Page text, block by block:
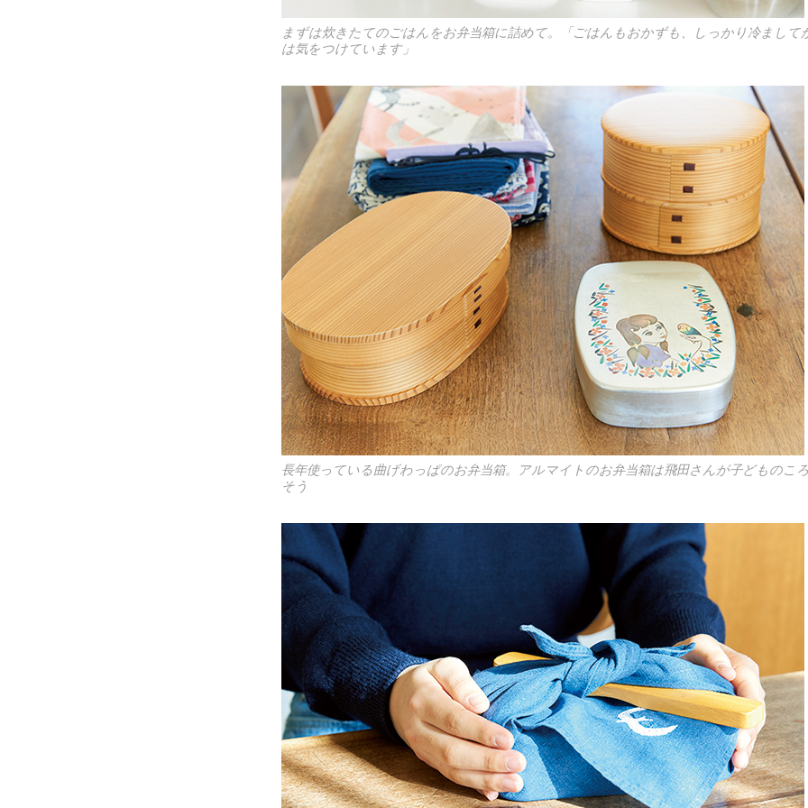
まずは炊きたてのごはんをお弁当箱に詰めて。「ごはんもおかずも、しっかり冷まして
は気をつけています」
長年使っている曲げわっぱのお弁当箱。アルマイトのお弁当箱は飛田さんが子どものこ
そう